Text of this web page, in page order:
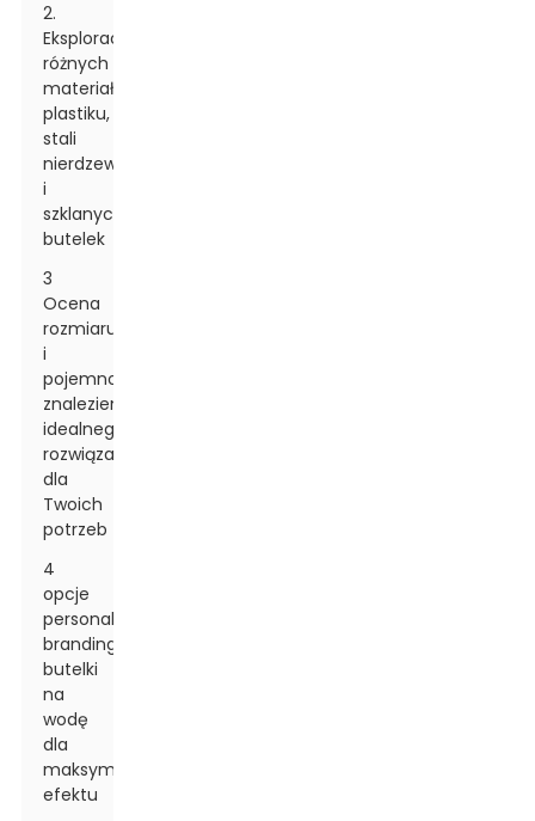
2.
Eksploracja
różnych
materiałów:
plastiku,
stali
nierdzewnej
i
szklanych
butelek
3
Ocena
rozmiaru
i
pojemności:
znalezienie
idealnego
rozwiązania
dla
Twoich
potrzeb
4
opcje
personalizacji:
branding
butelki
na
wodę
dla
maksymalnego
efektu